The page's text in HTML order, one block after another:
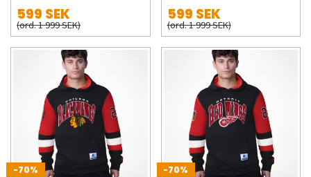
599 SEK
(ord. 1 999 SEK)
599 SEK
(ord. 1 999 SEK)
-70% -70%